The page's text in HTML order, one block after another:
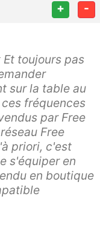
+ -
toujours pas
sur la table au
fréquences
par Free
Free
priori, c'est
s'équiper en
en boutique